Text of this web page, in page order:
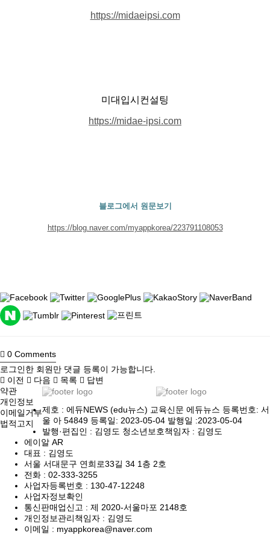
https://midaeipsi.com
미대입시컨설팅
https://midae-ipsi.com
블로그에서 원문보기
https://blog.naver.com/myappkorea/223791108053
0 Comments
로그인한 회원만 댓글 등록이 가능합니다.
이전
다음 목록
답변
약관
개인정보
이메일거부
법적고지
제호 : 에듀NEWS (edu뉴스) 교육신문 에듀뉴스 등록번호: 서
울 아 54849 등록일: 2023-05-04 발행일 :2023-05-04
발행·편집인 : 김영도 청소년보호책임자 : 김영도
에이알 AR
대표 : 김영도
서울 서대문구 연희로33길 34 1층 2호
전화 : 02-333-3255
사업자등록번호 : 130-47-12248
사업자정보확인
통신판매업신고 : 제 2020-서울마포 2148호
개인정보관리책임자 : 김영도
이메일 : myappkorea@naver.com